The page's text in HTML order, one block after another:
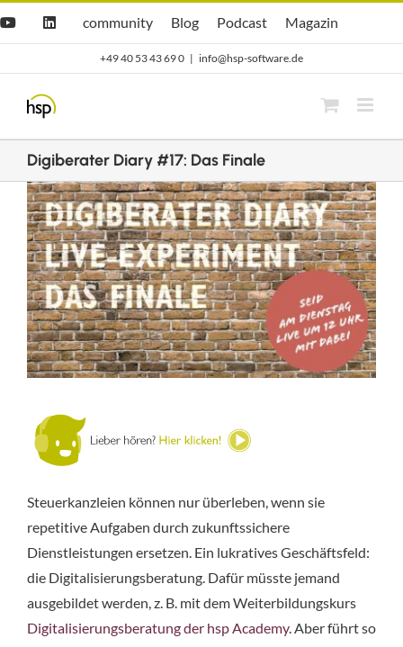
YouTubeLinkedIn
Hsp
community
community
hsp
Blog
Blog Opti.Cast
Podcast Opti.Mag
Magazin
+49 40 53 43 69 0 | info@hsp-software.de
Digiberater Diary #17: Das Finale
Zeige
grösseres
Bild
Steuerkanzleien können nur überleben, wenn sie
repetitive Aufgaben durch zukunftssichere
Dienstleistungen ersetzen. Ein lukratives Geschäftsfeld:
die Digitalisierungsberatung. Dafür müsste jemand
ausgebildet werden, z. B. mit dem Weiterbildungskurs
Digitalisierungsberatung der hsp Academy. Aber führt so